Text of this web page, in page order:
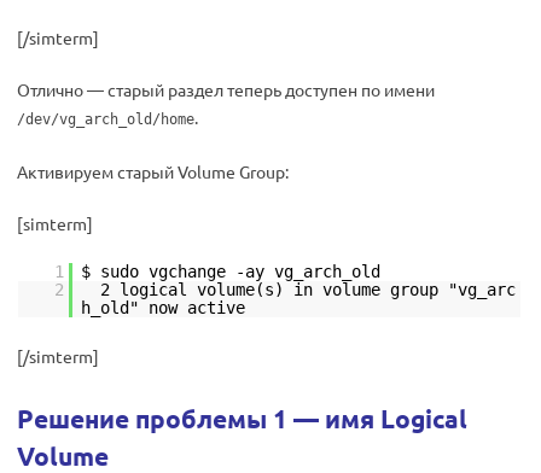
[/simterm]
Отлично — старый раздел теперь доступен по имени
/dev/vg_arch_old/home.
Активируем старый Volume Group:
[simterm]
1
$ sudo vgchange -ay vg_arch_old
2
2 logical volume(s) in volume group "vg_arc
h_old" now active
[/simterm]
Решение проблемы 1 — имя Logical
Volume